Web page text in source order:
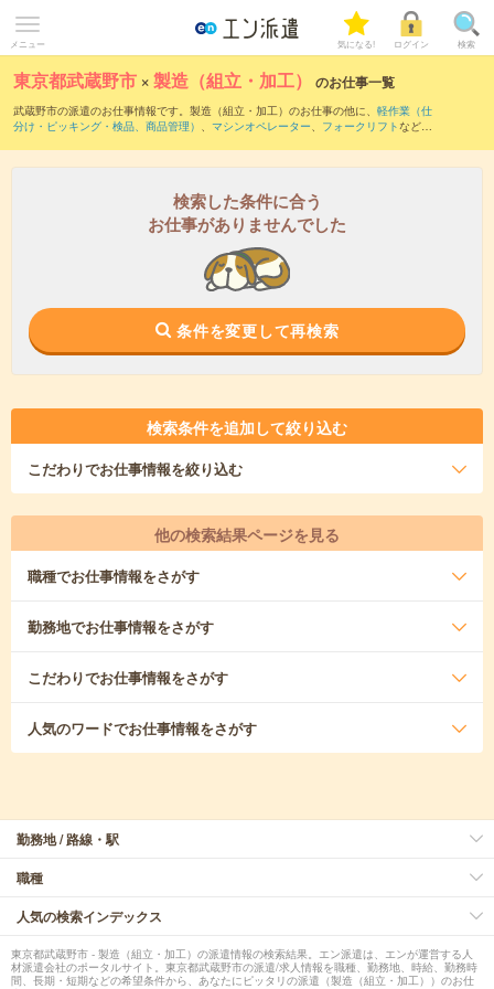
メニュー 気になる! ログイン 検索
東京都武蔵野市 ×製造（組立・加工） のお仕事一覧
武蔵野市の派遣のお仕事情報です。製造（組立・加工）のお仕事の他に、 軽作業（仕
分け・ピッキング・検品、商品管理） 、 マシンオペレーター、 フォークリフトなどを
は？
検索した条件に合う
お仕事がありませんでした
条件を変更して再検索
検索条件を追加して絞り込む
こだわりでお仕事情報を絞り込む
他の検索結果ページを見る
職種でお仕事情報をさがす
勤務地でお仕事情報をさがす
こだわりでお仕事情報をさがす
人気のワードでお仕事情報をさがす
勤務地 / 路線・駅
職種
人気の検索インデックス
東京都武蔵野市 - 製造（組立・加工）の派遣情報の検索結果。エン派遣は、エンが運営する人
材派遣会社のポータルサイト。東京都武蔵野市の派遣/求人情報を職種、勤務地、時給、勤務時
間、長期・短期などの希望条件から、あなたにピッタリの派遣（製造（組立・加工））のお仕